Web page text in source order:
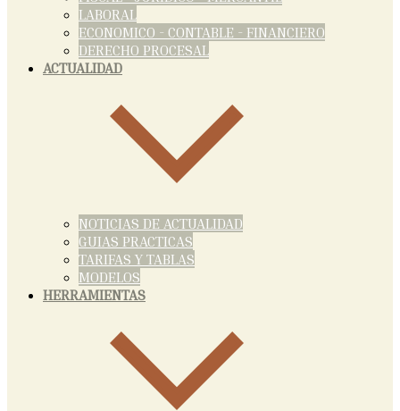
LABORAL
ECONOMICO - CONTABLE - FINANCIERO
DERECHO PROCESAL
ACTUALIDAD
NOTICIAS DE ACTUALIDAD
GUIAS PRACTICAS
TARIFAS Y TABLAS
MODELOS
HERRAMIENTAS